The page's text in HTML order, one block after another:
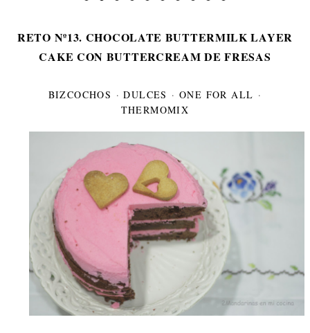
RETO Nº13. CHOCOLATE BUTTERMILK LAYER
CAKE CON BUTTERCREAM DE FRESAS
BIZCOCHOS ·DULCES ·ONE FOR ALL ·
THERMOMIX